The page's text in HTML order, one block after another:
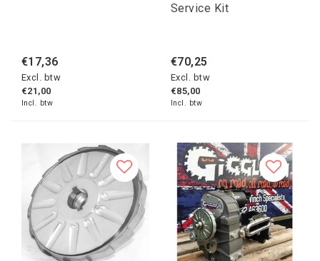
€17,36
Excl. btw
€21,00
Incl. btw
Service Kit
€70,25
Excl. btw
€85,00
Incl. btw